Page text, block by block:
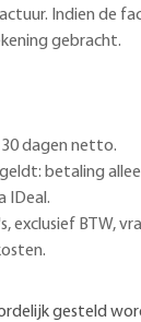
Indien de
gebracht.
dagen netto.
betaling
IDeal.
exclusief BTW,
gesteld